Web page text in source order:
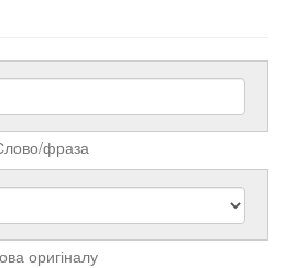
фраза
оригіналу